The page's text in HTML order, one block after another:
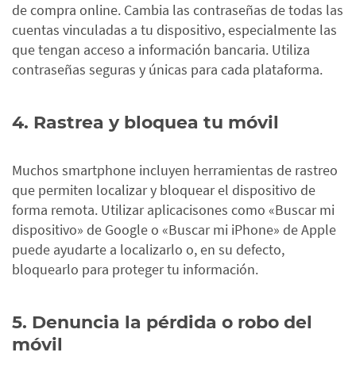
de compra online. Cambia las contraseñas de todas las
cuentas vinculadas a tu dispositivo, especialmente las
que tengan acceso a información bancaria. Utiliza
contraseñas seguras y únicas para cada plataforma.
4. Rastrea y bloquea tu móvil
Muchos smartphone incluyen herramientas de rastreo
que permiten localizar y bloquear el dispositivo de
forma remota. Utilizar aplicacisones como «Buscar mi
dispositivo» de Google o «Buscar mi iPhone» de Apple
puede ayudarte a localizarlo o, en su defecto,
bloquearlo para proteger tu información.
5. Denuncia la pérdida o robo del
móvil